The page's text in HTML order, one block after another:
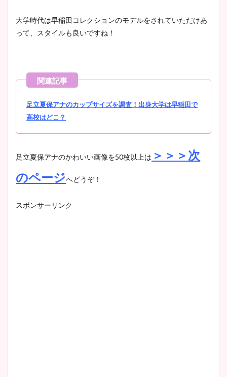
大学時代は早稲田コレクションのモデルをされていただけあ
って、スタイルも良いですね！
足立夏保アナのカップサイズを調査！出身大学は早稲田で
高校はどこ？
足立夏保アナのかわいい画像を50枚以上は ＞＞＞次
のページへどうぞ！
スポンサーリンク